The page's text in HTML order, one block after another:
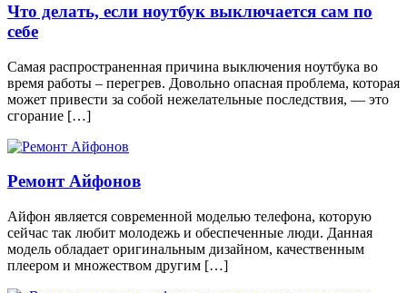
Что делать, если ноутбук выключается сам по
себе
Самая распространенная причина выключения ноутбука во
время работы – перегрев. Довольно опасная проблема, которая
может привести за собой нежелательные последствия, — это
сгорание […]
Ремонт Айфонов
Айфон является современной моделью телефона, которую
сейчас так любит молодежь и обеспеченные люди. Данная
модель обладает оригинальным дизайном, качественным
плеером и множеством другим […]